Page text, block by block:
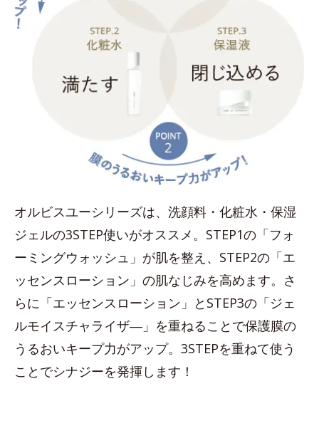
オルビスユーシリーズは、洗顔料・化粧水・保湿
ジェルの3STEP使いがオススメ。STEP1の「フォ
ーミングウォッシュ」が肌を整え、STEP2の「エ
ッセンスローション」の肌なじみを高めます。さ
らに「エッセンスローション」とSTEP3の「ジェ
ルモイスチャライザ―」を重ねることで保護膜の
うるおいキープ力がアップ。3STEPを重ねて使う
ことでシナジーを発揮します！